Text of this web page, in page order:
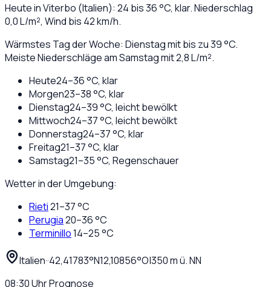
Heute inViterbo (Italien): 24 bis36°C, klar. Niederschlag
0,0L/m², Wind bis 42km/h.
Wärmstes Tag der Woche: Dienstag mit bis zu 39 °C.
Meiste Niederschläge am Samstag mit 2,8 L/m².
Heute24–36°C, klar
Morgen23–38°C, klar
Dienstag24–39°C, leicht bewölkt
Mittwoch24–37°C, leicht bewölkt
Donnerstag24–37°C, klar
Freitag21–37°C, klar
Samstag21–35°C, Regenschauer
Wetter in der Umgebung:
Rieti21–37°C
Perugia20–36°C
Terminillo14–25°C
Italien··42,41783°N12,10856°O|350m ü. NN
08:30UhrPrognose